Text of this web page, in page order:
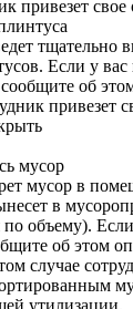
привезет свое
тщательно
Если у
об
привезет
мусор
мусор в
в
по объему).
об этом
случае
утилизации.